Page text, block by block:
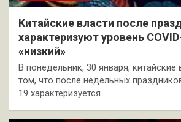
Китайские власти после
характеризуют уровень
«низкий»
В понедельник, 30 января, китайские
том, что после недельных
19 характеризуется…